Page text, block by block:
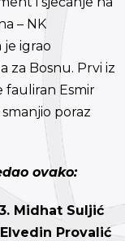
– NK
je igrao
za Bosnu. Prvi iz
Esmir
poraz
ovako:
Midhat Suljić
Provalić